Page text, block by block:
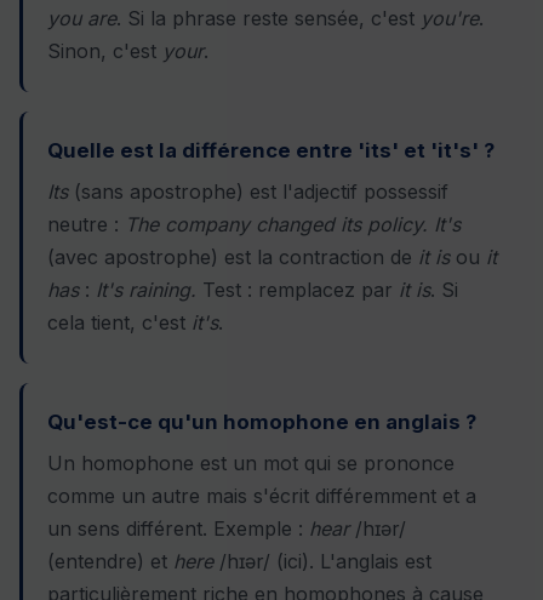
you are. Si la phrase reste sensée, c'est you're.
Sinon, c'est your.
Quelle est la différence entre 'its' et 'it's' ?
Its(sans apostrophe) est l'adjectif possessif
neutre : The company changed its policy. It's
(avec apostrophe) est la contraction de it isou it
has: It's raining. Test : remplacez par it is. Si
cela tient, c'est it's.
Qu'est-ce qu'un homophone en anglais ?
Un homophone est un mot qui se prononce
comme un autre mais s'écrit différemment et a
un sens différent. Exemple : hear/hɪər/
(entendre) et here/hɪər/ (ici). L'anglais est
particulièrement riche en homophones à cause